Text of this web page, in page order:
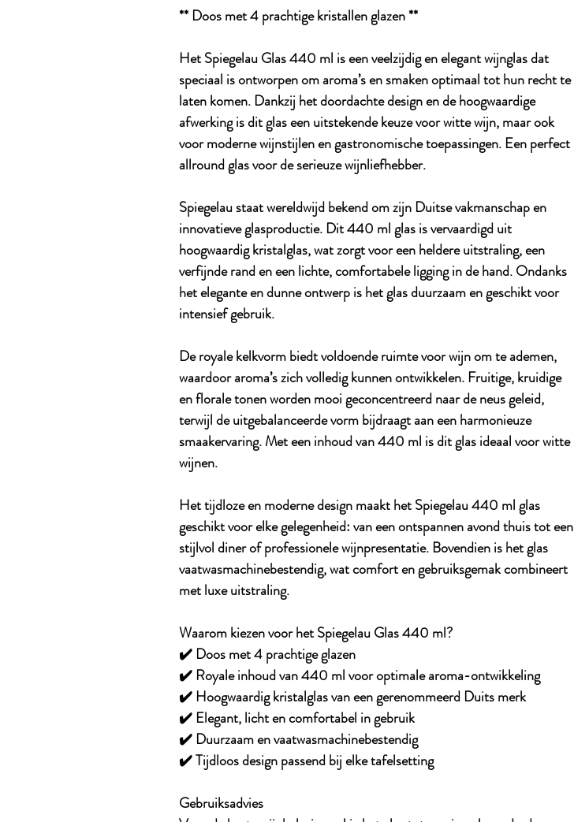
** Doos met 4 prachtige kristallen glazen **
Het Spiegelau Glas 440 ml is een veelzijdig en elegant wijnglas dat
speciaal is ontworpen om aroma’s en smaken optimaal tot hun recht te
laten komen. Dankzij het doordachte design en de hoogwaardige
afwerking is dit glas een uitstekende keuze voor witte wijn, maar ook
voor moderne wijnstijlen en gastronomische toepassingen. Een perfect
allround glas voor de serieuze wijnliefhebber.
Spiegelau staat wereldwijd bekend om zijn Duitse vakmanschap en
innovatieve glasproductie. Dit 440 ml glas is vervaardigd uit
hoogwaardig kristalglas, wat zorgt voor een heldere uitstraling, een
verfijnde rand en een lichte, comfortabele ligging in de hand. Ondanks
het elegante en dunne ontwerp is het glas duurzaam en geschikt voor
intensief gebruik.
De royale kelkvorm biedt voldoende ruimte voor wijn om te ademen,
waardoor aroma’s zich volledig kunnen ontwikkelen. Fruitige, kruidige
en florale tonen worden mooi geconcentreerd naar de neus geleid,
terwijl de uitgebalanceerde vorm bijdraagt aan een harmonieuze
smaakervaring. Met een inhoud van 440 ml is dit glas ideaal voor witte
wijnen.
Het tijdloze en moderne design maakt het Spiegelau 440 ml glas
geschikt voor elke gelegenheid: van een ontspannen avond thuis tot een
stijlvol diner of professionele wijnpresentatie. Bovendien is het glas
vaatwasmachinebestendig, wat comfort en gebruiksgemak combineert
met luxe uitstraling.
Waarom kiezen voor het Spiegelau Glas 440 ml?
✔️Doos met 4 prachtige glazen
✔️Royale inhoud van 440 ml voor optimale aroma-ontwikkeling
✔️Hoogwaardig kristalglas van een gerenommeerd Duits merk
✔️Elegant, licht en comfortabel in gebruik
✔️Duurzaam en vaatwasmachinebestendig
✔️Tijdloos design passend bij elke tafelsetting
Gebruiksadvies